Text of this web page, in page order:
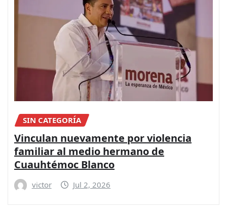
SIN CATEGORÍA
Vinculan nuevamente por violencia
familiar al medio hermano de
Cuauhtémoc Blanco
victor Jul 2, 2026